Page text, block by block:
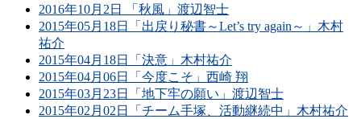
2016年10月2日 「秋風」渡辺智士
2015年05月18日「出戻り秘書～Let’s try again～」木村
祐介
2015年04月18日「決意」木村祐介
2015年04月06日「今度こそ」西崎 翔
2015年03月23日「地下牢の願い」渡辺智士
2015年02月02日「チーム手塚、活動継続中」木村祐介